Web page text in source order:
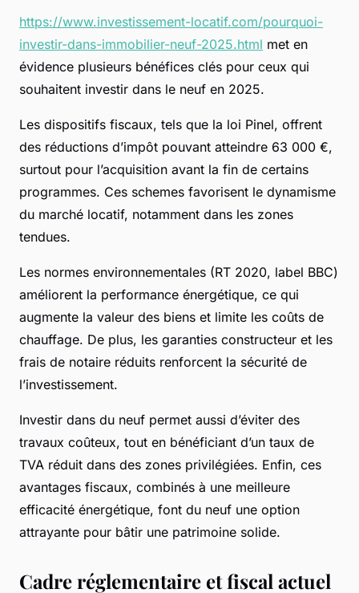
https://www.investissement-locatif.com/pourquoi-
investir-dans-immobilier-neuf-2025.html met en
évidence plusieurs bénéfices clés pour ceux qui
souhaitent investir dans le neuf en 2025.
Les dispositifs fiscaux, tels que la loi Pinel, offrent
des réductions d’impôt pouvant atteindre 63 000 €,
surtout pour l’acquisition avant la fin de certains
programmes. Ces schemes favorisent le dynamisme
du marché locatif, notamment dans les zones
tendues.
Les normes environnementales (RT 2020, label BBC)
améliorent la performance énergétique, ce qui
augmente la valeur des biens et limite les coûts de
chauffage. De plus, les garanties constructeur et les
frais de notaire réduits renforcent la sécurité de
l’investissement.
Investir dans du neuf permet aussi d’éviter des
travaux coûteux, tout en bénéficiant d’un taux de
TVA réduit dans des zones privilégiées. Enfin, ces
avantages fiscaux, combinés à une meilleure
efficacité énergétique, font du neuf une option
attrayante pour bâtir une patrimoine solide.
Cadre réglementaire et fiscal actuel